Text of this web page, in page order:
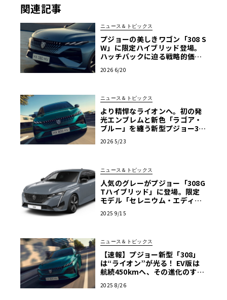
関連記事
ニュース＆トピックス
プジョーの美しきワゴン「308 S
W」に限定ハイブリッド登場。
ハッチバックに迫る戦略的価格
2026 6/20
ニュース＆トピックス
より精悍なライオンへ。初の発
光エンブレムと新色「ラゴア・
ブルー」を纏う新型プジョー30
2026 5/23
ニュース＆トピックス
人気のグレーがプジョー「308G
Tハイブリッド」に登場。限定
モデル「セレニウム・エディシ
2025 9/15
ニュース＆トピックス
【速報】プジョー新型「308」
は“ライオン”が光る！ EV版は
航続450kmへ、その進化のすべ
2025 8/26